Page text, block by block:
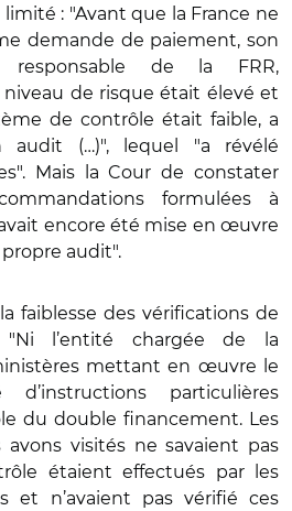
: "Avant que la France ne
demande de paiement, son
responsable de la FRR,
de risque était élevé et
de contrôle était faible, a
audit (…)", lequel "a révélé
Mais la Cour de constater
formulées à
encore été mise en œuvre
audit".
faiblesse des vérifications de
l’entité chargée de la
mettant en œuvre le
particulières
du double financement. Les
visités ne savaient pas
étaient effectués par les
et n’avaient pas vérifié ces